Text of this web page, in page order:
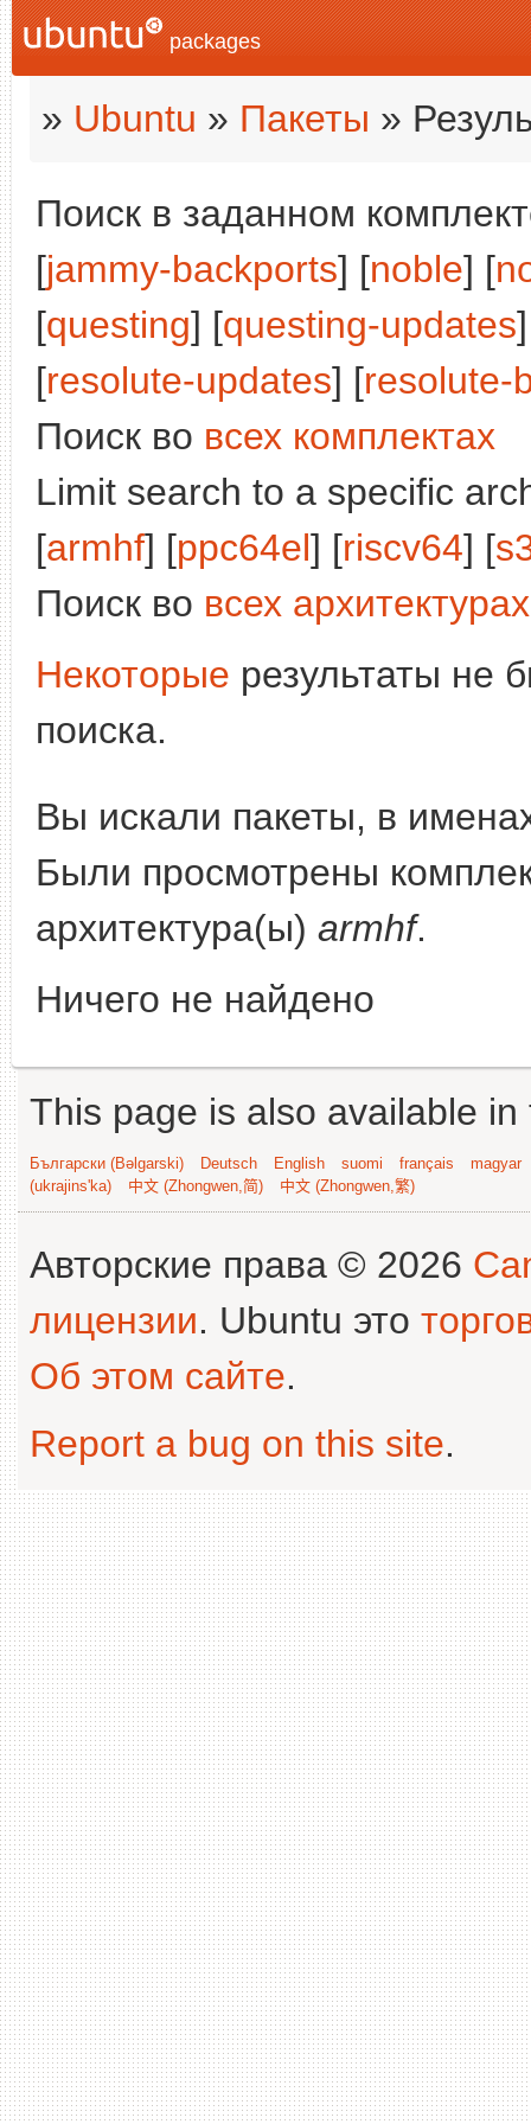
packages
» Ubuntu » Пакеты »
Поиск в заданном
[jammy-backports] [noble] [
[questing] [questing-updates
[resolute-updates] [resolute-
Поиск во всех комплектах
Limit search to a specific
[armhf] [ppc64el] [riscv64] [
Поиск во всех архитектурах
Некоторые результаты не
поиска.
Вы искали пакеты, в
Были просмотрены
архитектура(ы) armhf.
Ничего не найдено
This page is also available
Български (Bəlgarski) Deutsch English suomi français
magyar
(ukrajins'ka)
中文 (Zhongwen,简) 中文 (Zhongwen,繁)
Авторские права © 2026
лицензии. Ubuntu это
Об этом сайте.
Report a bug on this site.